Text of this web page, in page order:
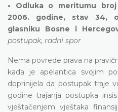
• Odluka o meritumu broj
2006. godine, stav 34,
glasniku Bosne i
postupak, radni spor
Nema povrede prava na
kada je apelantica svojim
doprinijela da postupak traje
godine trajanja postupka
vještačenjem vještaka